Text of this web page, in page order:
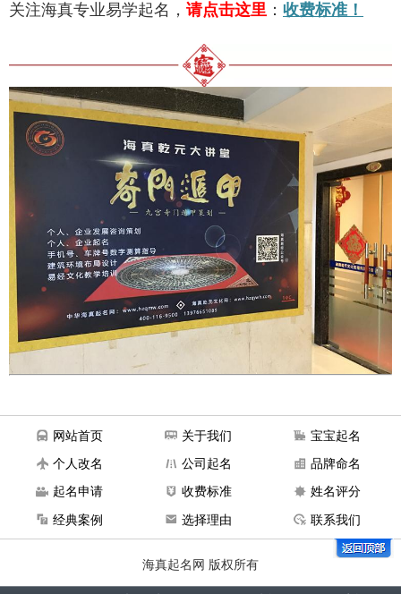
关注海真专业易学起名， 请点击这里 ： 收费标准 ！
网站首页 关于我们
宝宝起名
个人改名
公司起名
品牌命名
起名申请
收费标准
姓名评分
经典案例
选择理由 联系我们
海真起名网 版权所有